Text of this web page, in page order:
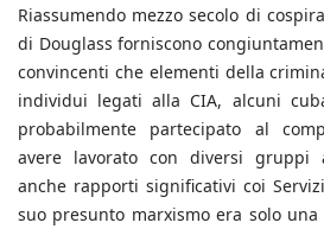
Riassumendo mezzo secolo di
di Douglass forniscono
convincenti che elementi della
individui legati alla CIA, alcuni
probabilmente partecipato al
avere lavorato con diversi gruppi
anche rapporti significativi coi
suo presunto marxismo era solo